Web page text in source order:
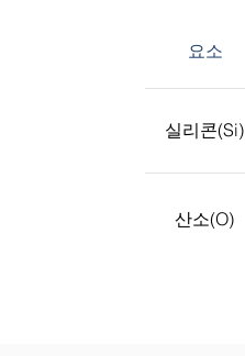
요소
실리콘(Si)
산소(O)